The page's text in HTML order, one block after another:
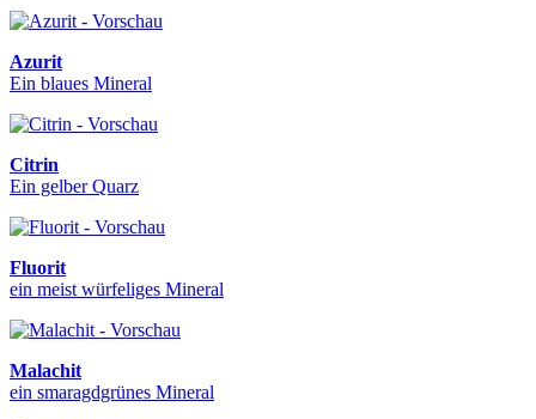
Azurit
Ein blaues Mineral
Citrin
Ein gelber Quarz
Fluorit
ein meist würfeliges Mineral
Malachit
ein smaragdgrünes Mineral